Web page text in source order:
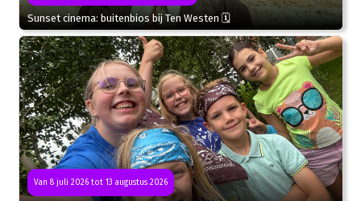
Sunset cinema: buitenbios bij Ten Westen 🗓
Van 8 juli 2026 tot 13 augustus 2026